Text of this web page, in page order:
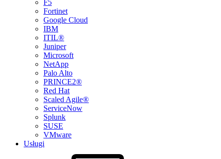
F5
Fortinet
Google Cloud
IBM
ITIL®
Juniper
Microsoft
NetApp
Palo Alto
PRINCE2®
Red Hat
Scaled Agile®
ServiceNow
Splunk
SUSE
VMware
Usługi